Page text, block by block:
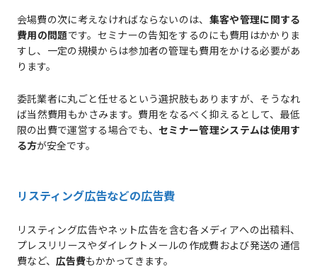
会場費の次に考えなければならないのは、 集客や管理に関する
費用の問題です。セミナーの告知をするのにも費用はかかりま
すし、一定の規模からは参加者の管理も費用をかける必要があ
ります。
委託業者に丸ごと任せるという選択肢もありますが、そうなれ
ば当然費用もかさみます。費用をなるべく抑えるとして、最低
限の出費で運営する場合でも、セミナー管理システムは使用す
る方が安全です。
リスティング広告などの広告費
リスティング広告やネット広告を含む各メディアへの出稿料、
プレスリリースやダイレクトメールの作成費および発送の通信
費など、 広告費もかかってきます。